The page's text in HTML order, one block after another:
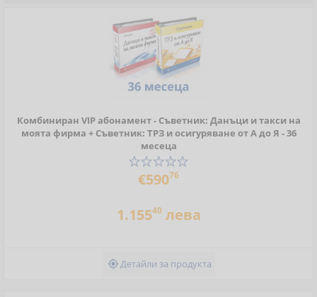
Комбиниран VIP абонамент - Съветник: Данъци и такси на
моята фирма + Съветник: ТРЗ и осигуряване от А до Я - 36
месеца
€59076
1.15540лева
Детайли за продукта